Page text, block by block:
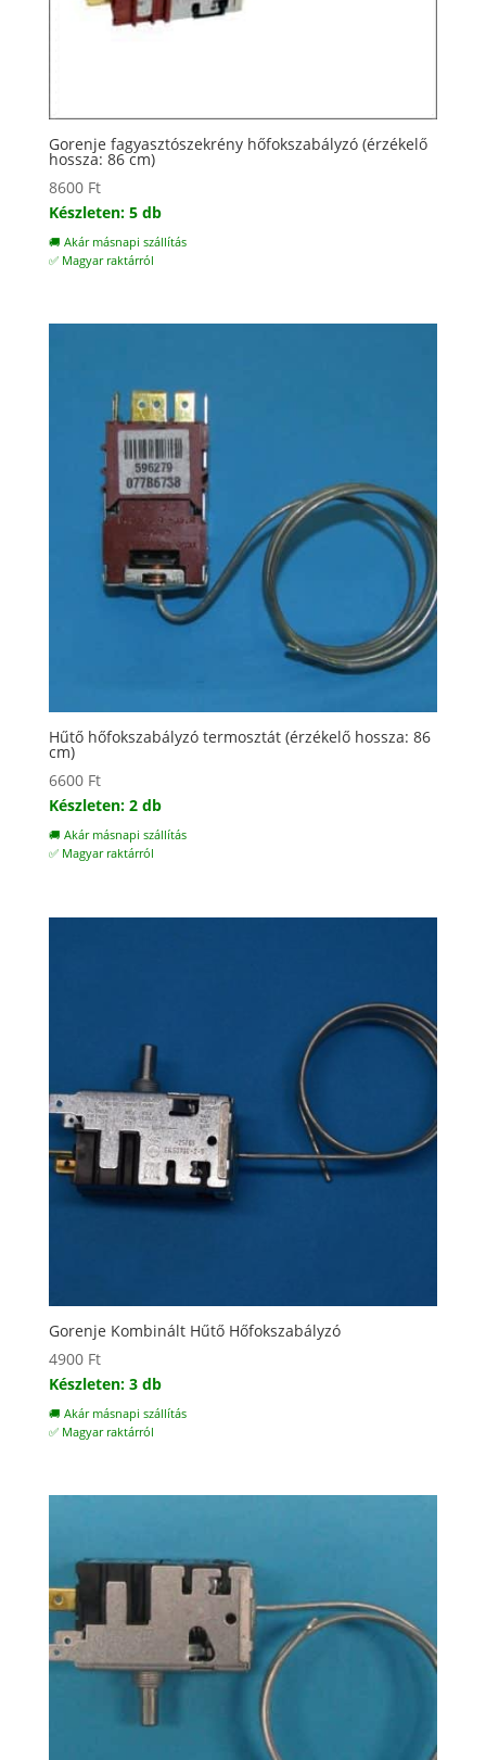
Gorenje fagyasztószekrény hőfokszabályzó (érzékelő
hossza: 86 cm)
8600 Ft
Készleten: 5 db
🚚 Akár másnapi szállítás
✅ Magyar raktárról
Hűtő hőfokszabályzó termosztát (érzékelő hossza: 86
cm)
6600 Ft
Készleten: 2 db
🚚 Akár másnapi szállítás
✅ Magyar raktárról
Gorenje Kombinált Hűtő Hőfokszabályzó
4900 Ft
Készleten: 3 db
🚚 Akár másnapi szállítás
✅ Magyar raktárról